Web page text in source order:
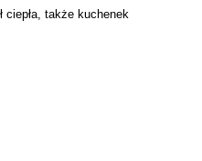
ciepła, także kuchenek